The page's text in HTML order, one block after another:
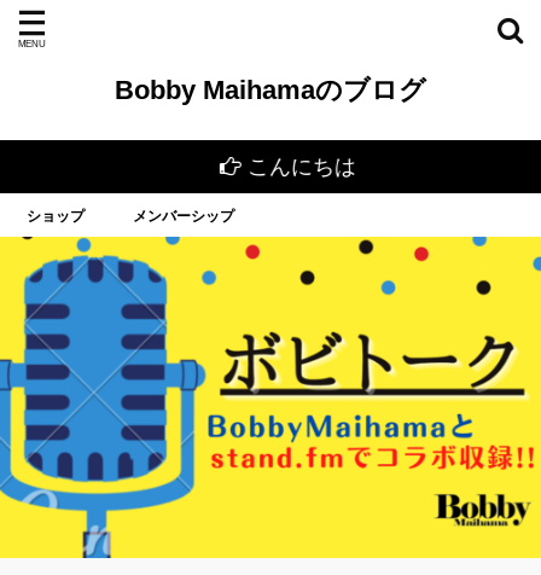
Bobby Maihamaのブログ
こんにちは
ショップ メンバーシップ